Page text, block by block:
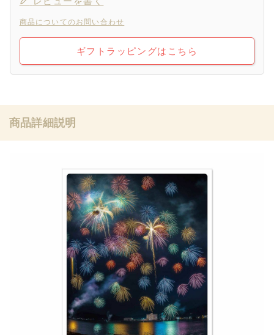
商品についてのお問い合わせ
ギフトラッピングはこちら
商品詳細説明